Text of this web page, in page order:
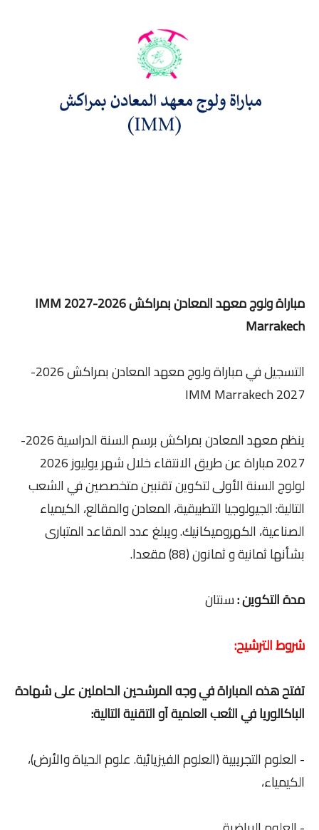
مباراة ولوج معهد المعادن بمراكش 2026-2027 IMM
Marrakech
التسجيل في مباراة ولوج معهد المعادن بمراكش 2026-
2027 IMM Marrakech
ينظم معهد المعادن بمراكش برسم السنة الدراسية 2026-
2027 مباراة عن طريق الانتقاء خلال شهر يوليوز 2026
لولوج السنة الأولى لتكوين تقنبين متخصصين في الشعب
التالية: الجيولوجيا التطبيقية، المعادن والمقالع، الكيمياء
الصناعية، الكهروميكانيك. ويبلغ عدد المقاعد المتبارى
بشأنها ثمانية و ثمانون (88) مقعدا.
مدة التكوين :سنتان
شروط الترشيح:
تفتح هذه المباراة في وجه المرشحين الحاملين على شهادة
الباكالوريا في الثعب العلمية آو التقنية التالية:
- العلوم التجريبية (العلوم الفيزيائية. علوم الحياة والأرض)،
الكيمياء،